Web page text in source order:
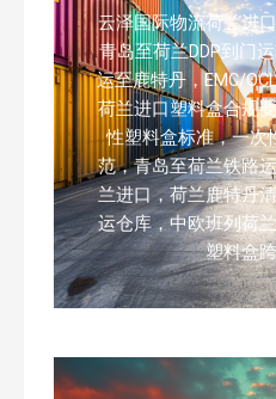
云泽国际物流荷兰进
青岛至荷兰DDP到门
运至鹿特丹，EMC/
荷兰进口塑料盒合规
性塑料盒标准，一次
范，青岛至荷兰铁路
兰进口，荷兰鹿特丹
运仓库，中欧班列荷
塑料盒